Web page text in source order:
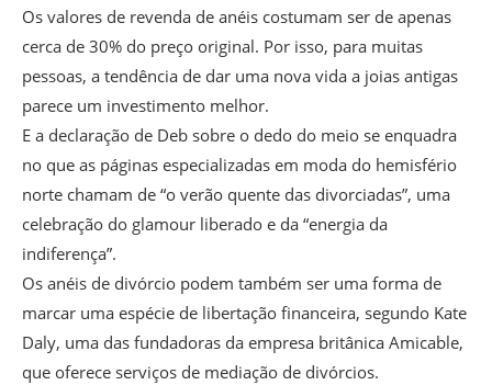
Os valores de revenda de anéis costumam ser de apenas
cerca de 30% do preço original. Por isso, para muitas
pessoas, a tendência de dar uma nova vida a joias antigas
parece um investimento melhor.
E a declaração de Deb sobre o dedo do meio se enquadra
no que as páginas especializadas em moda do hemisfério
norte chamam de “o verão quente das divorciadas”, uma
celebração do glamour liberado e da “energia da
indiferença”.
Os anéis de divórcio podem também ser uma forma de
marcar uma espécie de libertação financeira, segundo Kate
Daly, uma das fundadoras da empresa britânica Amicable,
que oferece serviços de mediação de divórcios.